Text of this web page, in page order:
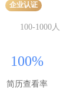
企业认证
100-1000人
100%
简历查看率